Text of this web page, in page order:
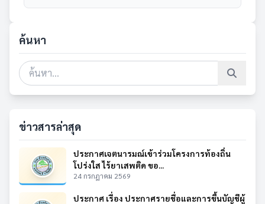
ค้นหา
ข่าวสารล่าสุด
ประกาศเจตนารมณ์เข้าร่วมโครงการท้องถิ่น
โปร่งใส ไร้ยาเสพติด ขอ...
24 กรกฎาคม 2569
ประกาศ เรื่อง ประกาศรายชื่อและการขึ้นบัญชีผู้